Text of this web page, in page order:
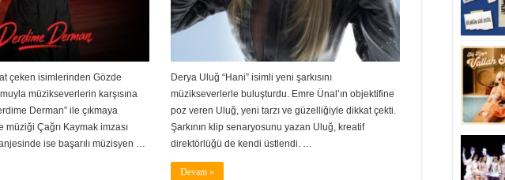
çeken isimlerinden Gözde
müzikseverlerin karşısına
Derman” ile çıkmaya
müziği Çağrı Kaymak imzası
ise başarılı müzisyen …
Derya Uluğ “Hani” isimli yeni şarkısını
müzikseverlerle buluşturdu. Emre Ünal’ın objektifine
poz veren Uluğ, yeni tarzı ve güzelliğiyle dikkat çekti.
Şarkının klip senaryosunu yazan Uluğ, kreatif
direktörlüğü de kendi üstlendi. …
Devam »